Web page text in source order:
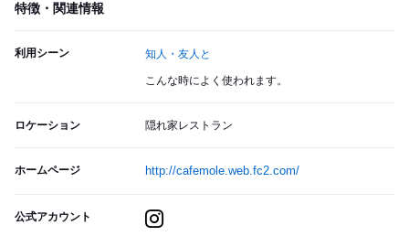
特徴・関連情報
利用シーン 知人・友人と
こんな時によく使われます。
ロケーション 隠れ家レストラン
ホームページ http://cafemole.web.fc2.com/
公式アカウント